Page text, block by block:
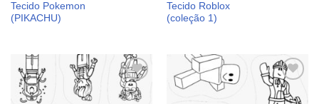
Tecido Pokemon
(PIKACHU)
Tecido Roblox
(coleção 1)
Adicionar
aos
Adicionar
aos